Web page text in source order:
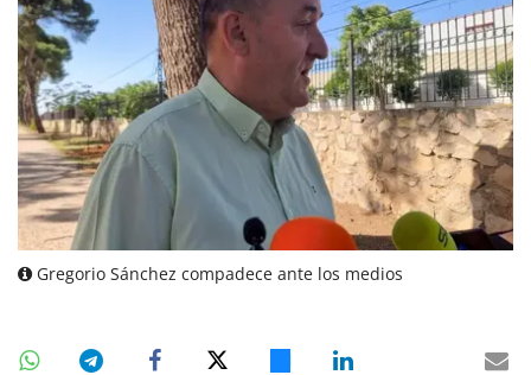
Gregorio Sánchez compadece ante los medios